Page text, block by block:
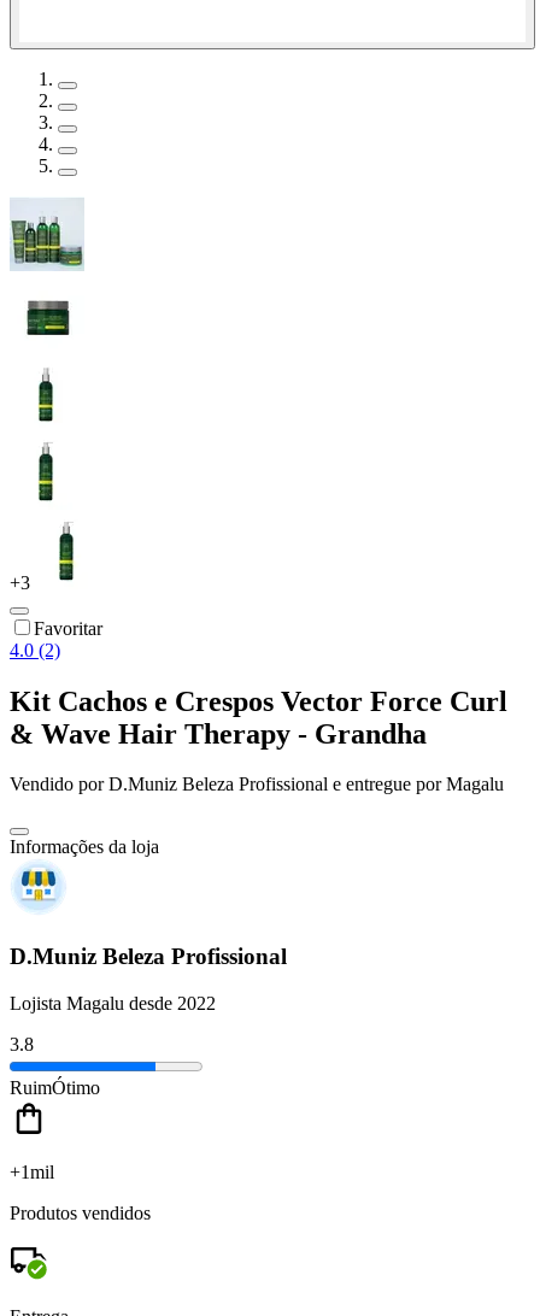
+3
Favoritar
4.0 (2)
Kit Cachos e Crespos Vector Force Curl
& Wave Hair Therapy - Grandha
Vendido porD.Muniz Beleza Profissional e entregue por Magalu
Informações da loja
D.Muniz Beleza Profissional
Lojista Magalu desde 2022
3.8
RuimÓtimo
+1mil
Produtos vendidos